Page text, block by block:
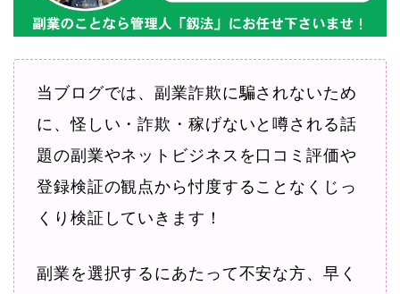
当ブログでは、副業詐欺に騙されないため
に、怪しい・詐欺・稼げないと噂される話
題の副業やネットビジネスを口コミ評価や
登録検証の観点から忖度することなくじっ
くり検証していきます！
副業を選択するにあたって不安な方、早く